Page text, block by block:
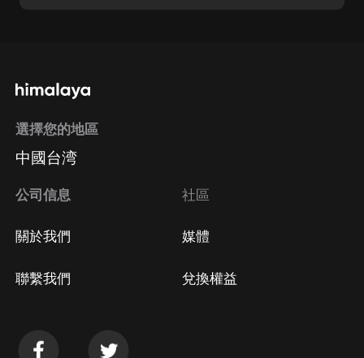
選擇您的地區
中國台湾
公司信息
關於我們
聯繫我們
社區
媒體
兌換權益